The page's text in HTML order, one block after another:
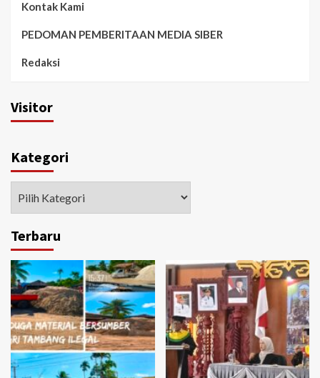
Kontak Kami
PEDOMAN PEMBERITAAN MEDIA SIBER
Redaksi
Visitor
Kategori
Terbaru